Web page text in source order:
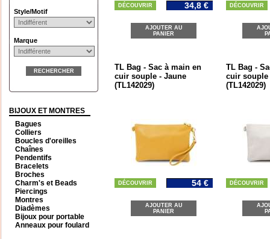
Style/Motif
Marque
RECHERCHER
BIJOUX ET MONTRES
Bagues
Colliers
Boucles d'oreilles
Chaînes
Pendentifs
Bracelets
Broches
Charm's et Beads
Piercings
Montres
Diadèmes
Bijoux pour portable
Anneaux pour foulard
DÉCOUVRIR 34,8 €
AJOUTER AU
PANIER
DÉCOUVRIR
TL Bag - Sac à main en
cuir souple - Jaune
(TL142029)
DÉCOUVRIR 54 €
AJOUTER AU
PANIER
TL Bag -
cuir souple
(TL142029)
DÉCOUVRIR